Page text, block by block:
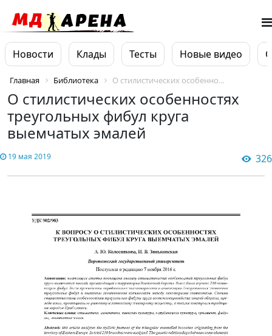
Новости Клады Тесты Новые видео
Главная Библиотека О стилистических особенно...
О стилистических особенностях
треугольных фибул круга
выемчатых эмалей
19 мая 2019 326